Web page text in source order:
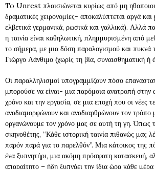
To Unrest πλαισιώνεται κυρίως από μη
δραματικές χειρονομίες- αποκαλύπτεται αργά
ελβετικά γερμανικά, ρωσικά και γαλλικά). Αλλά
η ταινία είναι καθηλωτική, πλημμυρισμένη από
το σήμερα, με μια δόση παραλογισμού και πυκνά
Γιώργο Λάνθιμο (χωρίς τη βία, συναισθηματική ή
Οι παραλληλισμοί υπογραμμίζουν πόσο
μπορούσε να είναι- μια παρόμοια ανατροπή στην
χρόνο και την εργασία, σε μια εποχή που οι νέες
αναδιαμορφώνουν και αναδιαρθρώνουν τον τρόπο
οργανώνουμε τον χρόνο μας σε αυτή τη γη. Όπως
σκηνοθέτης, “Κάθε ιστορική ταινία πιθανώς μας
παρόν παρά για το παρελθόν”. Μια κάτοικος της
ένα ξυπνητήρι, μια ακόμη πρόσφατη κατασκευή,
απαραίτητο – ήδη ξυπνάει την ίδια ώρα κάθε μέρα